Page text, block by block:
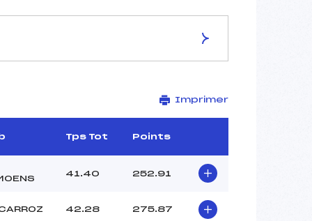
CHARIANDE
1710
2758/06/11
Imprimer
Tps Tot Points
41.40 252.91
42.28 275.87